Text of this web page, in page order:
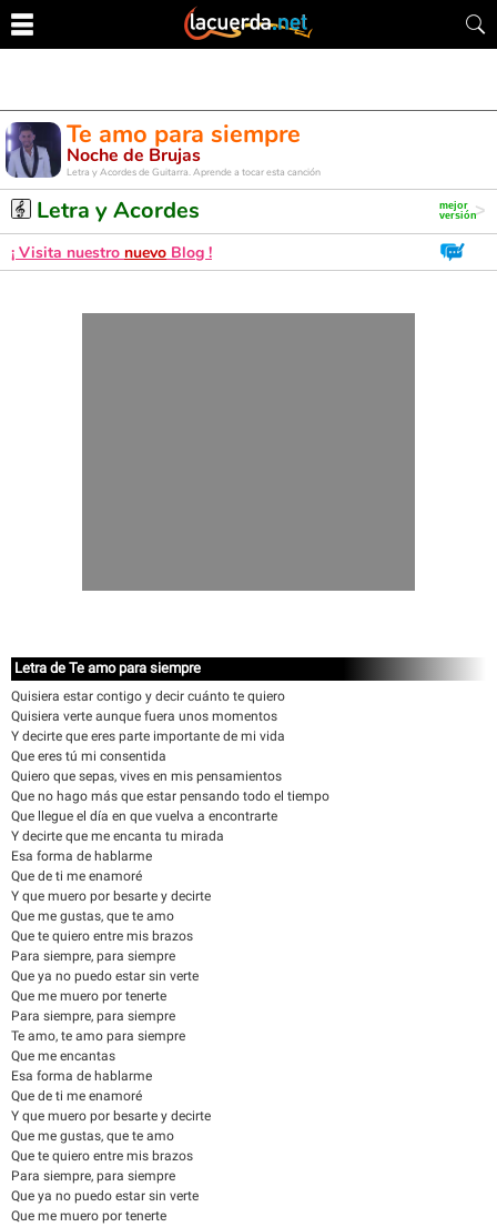
Te amo para siempre
Noche de Brujas
Letra y Acordes de Guitarra. Aprende a tocar esta canción
Letra y Acordes
¡ Visita nuestro nuevo Blog !
Letra de Te amo para siempre
Quisiera estar contigo y decir cuánto te quiero
Quisiera verte aunque fuera unos momentos
Y decirte que eres parte importante de mi vida
Que eres tú mi consentida
Quiero que sepas, vives en mis pensamientos
Que no hago más que estar pensando todo el tiempo
Que llegue el día en que vuelva a encontrarte
Y decirte que me encanta tu mirada
Esa forma de hablarme
Que de ti me enamoré
Y que muero por besarte y decirte
Que me gustas, que te amo
Que te quiero entre mis brazos
Para siempre, para siempre
Que ya no puedo estar sin verte
Que me muero por tenerte
Para siempre, para siempre
Te amo, te amo para siempre
Que me encantas
Esa forma de hablarme
Que de ti me enamoré
Y que muero por besarte y decirte
Que me gustas, que te amo
Que te quiero entre mis brazos
Para siempre, para siempre
Que ya no puedo estar sin verte
Que me muero por tenerte